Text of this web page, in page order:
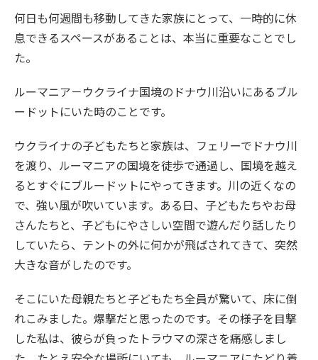
何日も何週間も移動してきた家族にとって、一時的に休
息できるスペースがあることは、本当に重要なことでし
た。
ルーマニア－ウクライナ国境のドナウ川沿いにあるブル
ードットにいた時のことです。
ウクライナの子どもたちと家族は、フェリーでドナウ川
を渡り、ルーマニアの国境を徒歩で通過し、国境を越え
るとすぐにブルードットにやってきます。川の近くなの
で、強い風が吹いています。ある日、子どもたちやお母
さんたちと、子どもにやさしい空間で遊んだり話したり
していたら、テントの外に何かが飛ばされてきて、突然
大きな音がしたのです。
そこにいた母親たちと子どもたち全員が驚いて、床に倒
れこみました。爆撃だと思ったのです。その様子を目撃
した私は、彼らが負ったトラウマの深さを痛感しまし